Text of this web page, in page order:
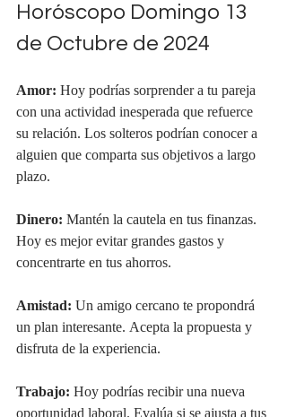
Horóscopo Domingo 13
de Octubre de 2024
Amor: Hoy podrías sorprender a tu pareja
con una actividad inesperada que refuerce
su relación. Los solteros podrían conocer a
alguien que comparta sus objetivos a largo
plazo.
Dinero: Mantén la cautela en tus finanzas.
Hoy es mejor evitar grandes gastos y
concentrarte en tus ahorros.
Amistad: Un amigo cercano te propondrá
un plan interesante. Acepta la propuesta y
disfruta de la experiencia.
Trabajo: Hoy podrías recibir una nueva